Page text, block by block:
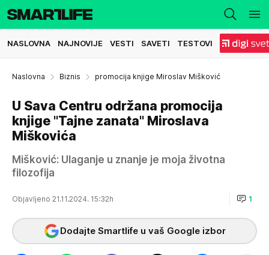
NASLOVNA NAJNOVIJE VESTI SAVETI TESTOVI
Naslovna Biznis promocija knjige Miroslav Mišković
U Sava Centru održana promocija
knjige "Tajne zanata" Miroslava
Miškovića
Mišković: Ulaganje u znanje je moja životna
filozofija
Objavljeno 21.11.2024. 15:32h 1
Dodajte Smartlife u vaš Google izbor